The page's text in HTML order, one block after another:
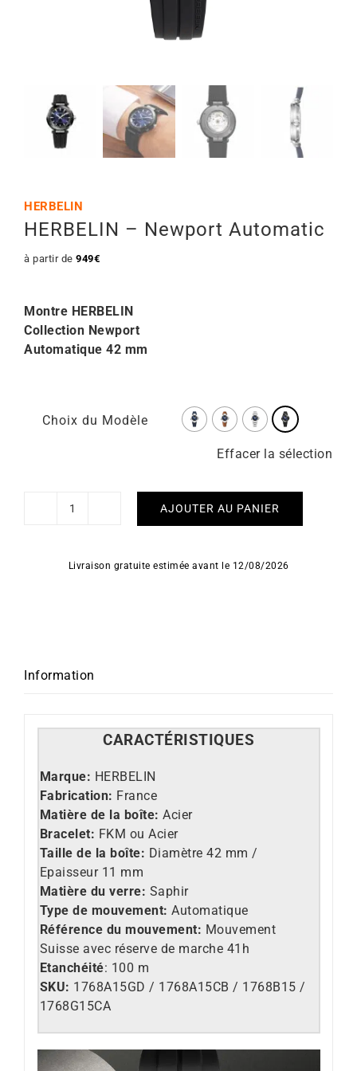
HERBELIN
HERBELIN – Newport Automatic
à partir de 949€
Montre HERBELIN
Collection Newport
Automatique 42 mm
Choix du Modèle
Effacer la sélection
quantité
-
AJOUTER AU PANIER
Livraison gratuite estimée avant le 12/08/2026
Information
CARACTÉRISTIQUES
Marque: HERBELIN
Fabrication: France
Matière de la boîte: Acier
Bracelet: FKM ou Acier
Taille de la boîte: Diamètre 42 mm /
Epaisseur 11 mm
Matière du verre: Saphir
Type de mouvement: Automatique
Référence du mouvement: Mouvement
Suisse avec réserve de marche 41h
Etanchéité: 100 m
SKU: 1768A15GD / 1768A15CB / 1768B15 /
1768G15CA